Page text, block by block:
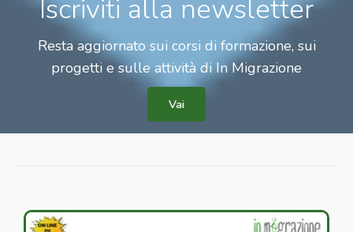
Iscriviti alla newsletter
Resta aggiornato sui corsi di formazione, sui
progetti e sulle attività di In Migrazione
Vai